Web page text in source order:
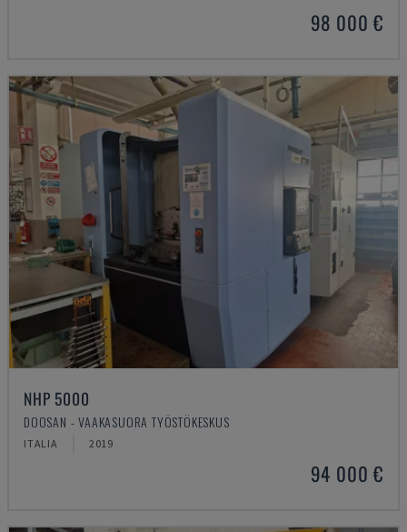
98 000 €
NHP 5000
DOOSAN - VAAKASUORA TYÖSTÖKESKUS
ITALIA 2019
94 000 €